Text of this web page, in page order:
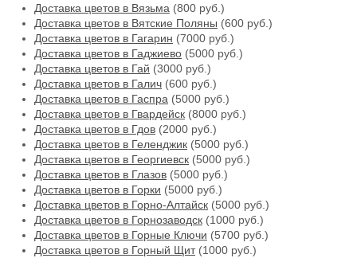
Доставка цветов в Вязьма (800 руб.)
Доставка цветов в Вятские Поляны (600 руб.)
Доставка цветов в Гагарин (7000 руб.)
Доставка цветов в Гаджиево (5000 руб.)
Доставка цветов в Гай (3000 руб.)
Доставка цветов в Галич (600 руб.)
Доставка цветов в Гаспра (5000 руб.)
Доставка цветов в Гвардейск (8000 руб.)
Доставка цветов в Гдов (2000 руб.)
Доставка цветов в Геленджик (5000 руб.)
Доставка цветов в Георгиевск (5000 руб.)
Доставка цветов в Глазов (5000 руб.)
Доставка цветов в Горки (5000 руб.)
Доставка цветов в Горно-Алтайск (5000 руб.)
Доставка цветов в Горнозаводск (1000 руб.)
Доставка цветов в Горные Ключи (5700 руб.)
Доставка цветов в Горный Щит(1000 руб.)